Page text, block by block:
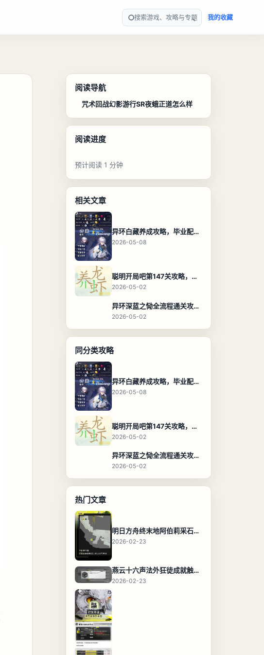
搜索游戏、攻略与专题 我的收藏
阅读导航
咒术回战幻影游行SR夜蛾正道怎么样
阅读进度
预计阅读 1 分钟
相关文章
异环白藏养成攻略，毕业配装、技能加点与阵容搭配保姆级解析
2026-05-08
聪明开局吧第147关攻略，养龙虾找出27个常用字通关答案
2026-05-02
异环深蓝之恸全流程通关攻略，教程与隐藏奖励
2026-05-02
同分类攻略
异环白藏养成攻略，毕业配装、技能加点与阵容搭配保姆级解析
2026-05-08
聪明开局吧第147关攻略，养龙虾找出27个常用字通关答案
2026-05-02
异环深蓝之恸全流程通关攻略，教程与隐藏奖励
2026-05-02
热门文章
明日方舟终末地阿伯莉采石场宝箱全收集攻略，全点位分布图与路线
2026-02-23
燕云十六声法外狂徒成就触发条件与通关攻略
2026-02-23